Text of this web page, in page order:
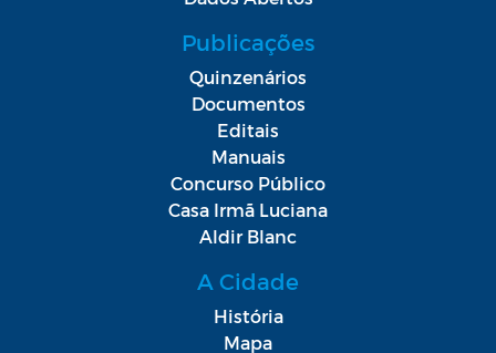
Publicações
Quinzenários
Documentos
Editais
Manuais
Concurso Público
Casa Irmã Luciana
Aldir Blanc
A Cidade
História
Mapa